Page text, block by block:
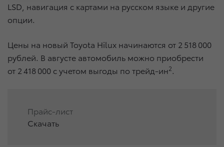
LSD, навигация с картами на русском языке и другие
опции.
Цены на новый Toyota Hilux начинаются от 2 518 000
рублей. В августе автомобиль можно приобрести
от 2 418 000 с учетом выгоды по трейд-ин2.
Прайс-лист
Скачать